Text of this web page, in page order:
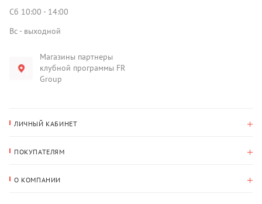
Сб 10:00 - 14:00
Вс - выходной
Магазины партнеры
клубной программы FR
Group
ЛИЧНЫЙ КАБИНЕТ
Адрес для доставки
ПОКУПАТЕЛЯМ
О КОМПАНИИ